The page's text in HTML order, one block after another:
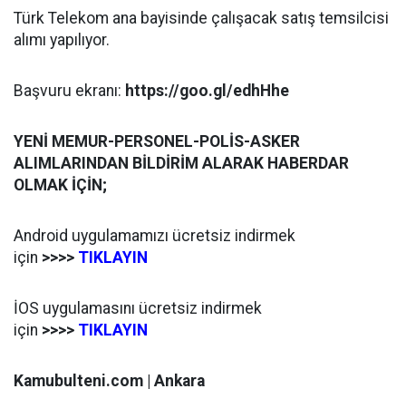
Türk Telekom ana bayisinde çalışacak satış temsilcisi
alımı yapılıyor.
Başvuru ekranı: https://goo.gl/edhHhe
YENİ MEMUR-PERSONEL-POLİS-ASKER
ALIMLARINDAN BİLDİRİM ALARAK HABERDAR
OLMAK İÇİN;
Android uygulamamızı ücretsiz indirmek
için >>>> TIKLAYIN
İOS uygulamasını ücretsiz indirmek
için >>>> TIKLAYIN
Kamubulteni.com | Ankara